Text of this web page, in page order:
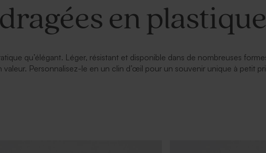
en plastique
qu’élégant. Léger, résistant et disponible dans de nombreuses
Personnalisez-le en un clin d’œil pour un souvenir unique à petit